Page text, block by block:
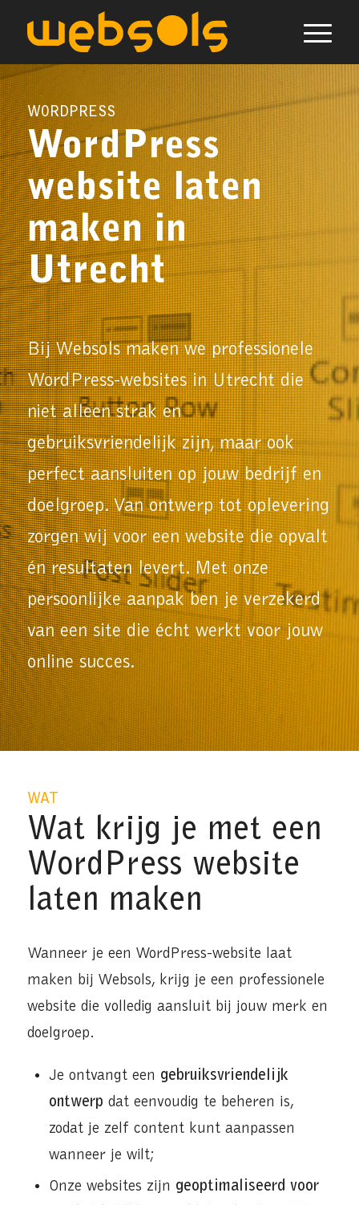
WORDPRESS
WordPress
website laten
maken in
Utrecht
Bij Websols maken we professionele
WordPress-websites in Utrecht die
niet alleen strak en
gebruiksvriendelijk zijn, maar ook
perfect aansluiten op jouw bedrijf en
doelgroep. Van ontwerp tot oplevering
zorgen wij voor een website die opvalt
én resultaten levert. Met onze
persoonlijke aanpak ben je verzekerd
van een site die écht werkt voor jouw
online succes.
WAT
Wat krijg je met een
WordPress website
laten maken
Wanneer je een WordPress-website laat
maken bij Websols, krijg je een professionele
website die volledig aansluit bij jouw merk en
doelgroep.
Je ontvangt een gebruiksvriendelijk
ontwerp dat eenvoudig te beheren is,
zodat je zelf content kunt aanpassen
wanneer je wilt;
Onze websites zijn geoptimaliseerd voor